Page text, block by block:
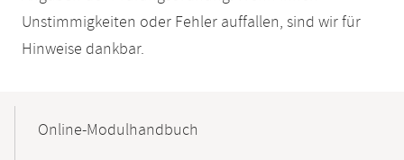
Unstimmigkeiten oder Fehler auffallen, sind wir für
Hinweise dankbar.
NavigationOnline-Modulhandbuch